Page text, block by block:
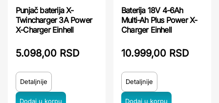
Punjač baterija X-
Twincharger 3A Power
X-Charger Einhell
5.098,00 RSD
Detaljnije
Baterija 18V 4-6Ah
Multi-Ah Plus Power X-
Charger Einhell
10.999,00 RSD
Detaljnije